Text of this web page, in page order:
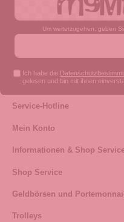
Um weiterzugehen, geben
Ich habe die
gelesen und bin mit ihnen
Service-Hotline
Mein Konto
Informationen & Shop
Shop Service
Geldbörsen und
Trolleys